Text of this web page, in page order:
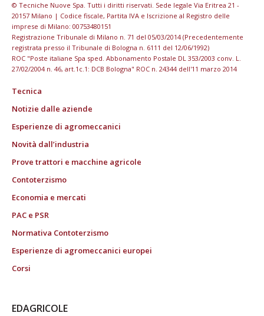
© Tecniche Nuove Spa. Tutti i diritti riservati. Sede legale Via Eritrea 21 -
20157 Milano | Codice fiscale, Partita IVA e Iscrizione al Registro delle
imprese di Milano: 00753480151
Registrazione Tribunale di Milano n. 71 del 05/03/2014 (Precedentemente
registrata presso il Tribunale di Bologna n. 6111 del 12/06/1992)
ROC "Poste italiane Spa sped. Abbonamento Postale DL 353/2003 conv. L.
27/02/2004 n. 46, art.1c.1: DCB Bologna" ROC n. 24344 dell'11 marzo 2014
Tecnica
Notizie dalle aziende
Esperienze di agromeccanici
Novità dall’industria
Prove trattori e macchine agricole
Contoterzismo
Economia e mercati
PAC e PSR
Normativa Contoterzismo
Esperienze di agromeccanici europei
Corsi
EDAGRICOLE